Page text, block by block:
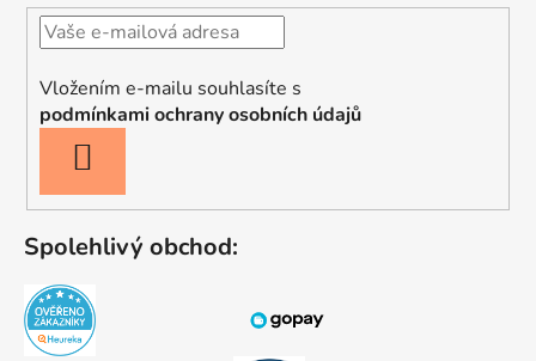
Vložením e-mailu souhlasíte s
podmínkami ochrany osobních údajů
SE
Spolehlivý obchod: